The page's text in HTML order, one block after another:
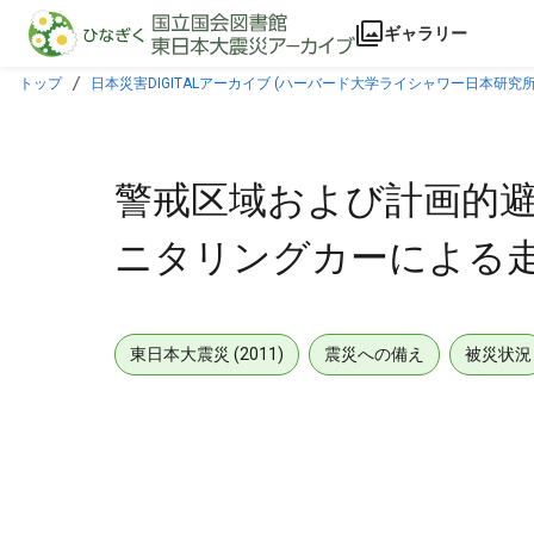
本文に飛ぶ
ギャラリー
トップ 日本災害DIGITALアーカイブ (ハーバード大学ライシャワー日本研究
警戒区域および計画的
ニタリングカーによる
東日本大震災 (2011) 震災への備え 被災状況